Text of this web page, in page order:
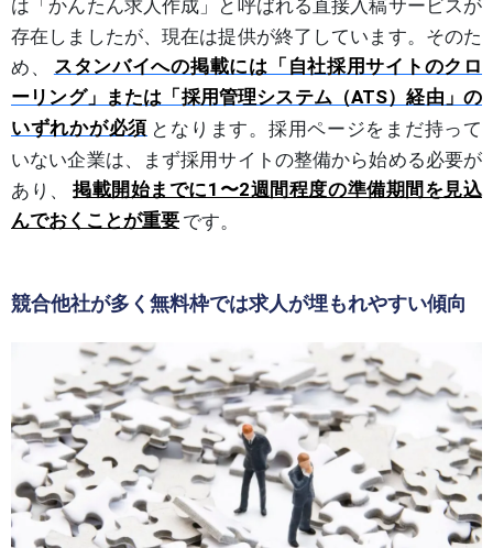
は「かんたん求人作成」と呼ばれる直接入稿サービスが
存在しましたが、現在は提供が終了しています。そのた
め、
スタンバイへの掲載には「自社採用サイトのクロ
ーリング」または「採用管理システム（ATS）経由」の
いずれかが必須 となります。採用ページをまだ持って
いない企業は、まず採用サイトの整備から始める必要が
あり、
掲載開始までに1〜2週間程度の準備期間を見込
んでおくことが重要 です。
競合他社が多く無料枠では求人が埋もれやすい傾向